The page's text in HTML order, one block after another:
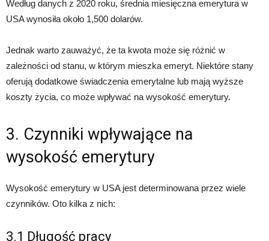
Według danych z 2020 roku, średnia miesięczna emerytura w
USA wynosiła około 1,500 dolarów.
Jednak warto zauważyć, że ta kwota może się różnić w
zależności od stanu, w którym mieszka emeryt. Niektóre stany
oferują dodatkowe świadczenia emerytalne lub mają wyższe
koszty życia, co może wpływać na wysokość emerytury.
3. Czynniki wpływające na
wysokość emerytury
Wysokość emerytury w USA jest determinowana przez wiele
czynników. Oto kilka z nich:
3.1 Długość pracy